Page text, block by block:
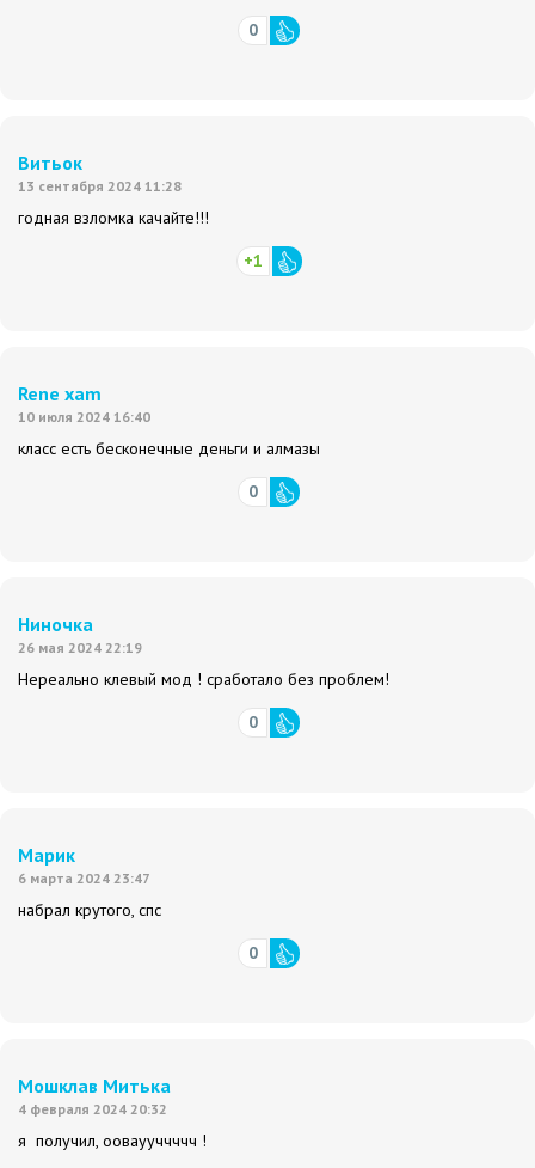
0
Витьок
13 сентября 2024 11:28
годная взломка качайте!!!
+1
Rene xam
10 июля 2024 16:40
класс есть бесконечные деньги и алмазы
0
Ниночка
26 мая 2024 22:19
Нереально клевый мод ! сработало без проблем!
0
Марик
6 марта 2024 23:47
набрал крутого, спс
0
Мошклав Митька
4 февраля 2024 20:32
я получил, ооваууччччч !